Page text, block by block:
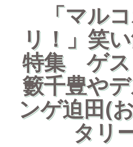
「マル
リ！」笑
特集 ゲス
籔千豊や
ンゲ迫田(
タリ